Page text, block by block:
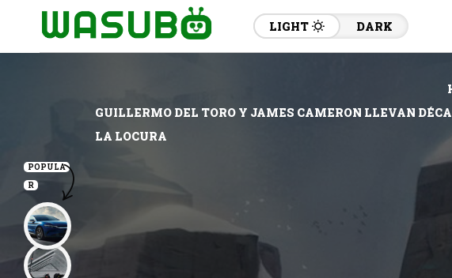
LIGHT DARK
GUILLERMO DEL TORO Y JAMES CAMERON LLEVAN
LA LOCURA
POPULA
R